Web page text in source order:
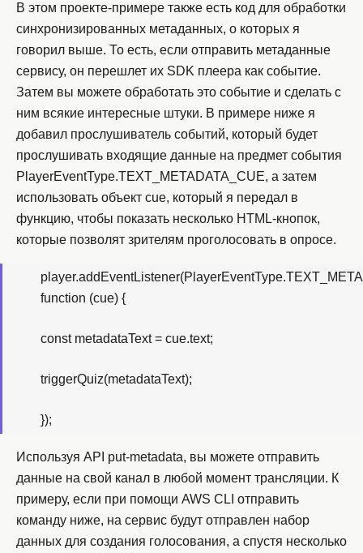
В этом проекте-примере также есть код для обработки
синхронизированных метаданных, о которых я
говорил выше. То есть, если отправить метаданные
сервису, он перешлет их SDK плеера как событие.
Затем вы можете обработать это событие и сделать с
ним всякие интересные штуки. В примере ниже я
добавил прослушиватель событий, который будет
прослушивать входящие данные на предмет события
PlayerEventType.TEXT_METADATA_CUE, а затем
использовать объект cue, который я передал в
функцию, чтобы показать несколько HTML-кнопок,
которые позволят зрителям проголосовать в опросе.
function (cue) {
const metadataText = cue.text;
triggerQuiz(metadataText);
});
Используя API put-metadata, вы можете отправить
данные на свой канал в любой момент трансляции. К
примеру, если при помощи AWS CLI отправить
команду ниже, на сервис будут отправлен набор
данных для создания голосования, а спустя несколько